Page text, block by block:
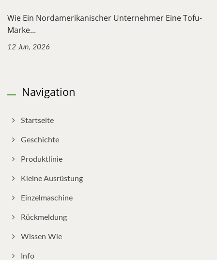
Wie Ein Nordamerikanischer Unternehmer Eine Tofu-
Marke...
12 Jun, 2026
Navigation
Startseite
Geschichte
Produktlinie
Kleine Ausrüstung
Einzelmaschine
Rückmeldung
Wissen Wie
Info